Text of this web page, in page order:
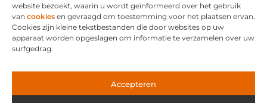
website bezoekt, waarin u wordt geïnformeerd over het gebruik
van cookies en gevraagd om toestemming voor het plaatsen ervan.
Cookies zijn kleine tekstbestanden die door websites op uw
apparaat worden opgeslagen om informatie te verzamelen over uw
surfgedrag.
Accepteren
Bericht categorie